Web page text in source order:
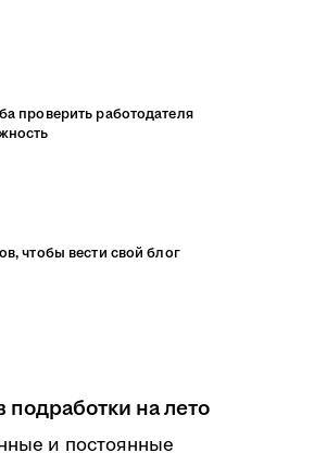
проверить работодателя
чтобы вести свой блог
подработки на лето
и постоянные